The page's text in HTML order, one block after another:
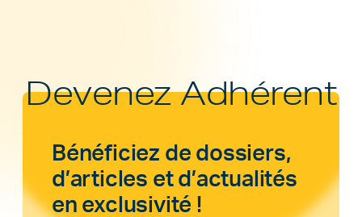
Devenez Adhérent
Bénéficiez de dossiers,
d’articles et d’actualités
en exclusivité !